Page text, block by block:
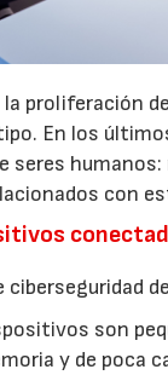
proliferación
En los
seres
con
son
y de poca